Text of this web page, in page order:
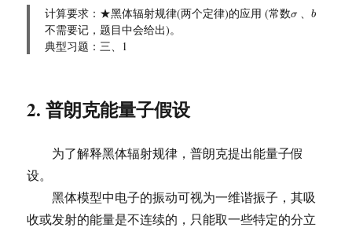
计算要求：★黑体辐射规律(两个定律)的应用 (常数σ
σ、 b
b
不需要记，题目中会给出)。
典型习题：三、1
2. 普朗克能量子假设
为了解释黑体辐射规律，普朗克提出能量子假
设。
黑体模型中电子的振动可视为一维谐振子，其吸
收或发射的能量是不连续的，只能取一些特定的分立